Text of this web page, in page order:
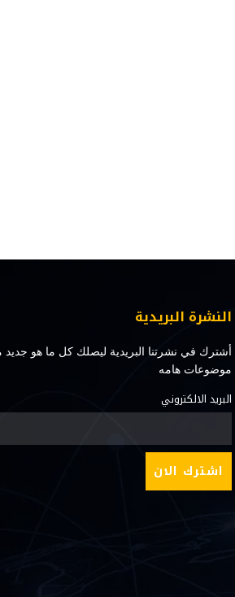
النشرة البريدية
أشترك في نشرتنا البريدية ليصلك كل ما هو جديد
موضوعات هامه
البريد الالكتروني